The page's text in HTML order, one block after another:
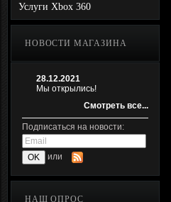
Услуги Xbox 360
НОВОСТИ МАГАЗИНА
28.12.2021
Мы открылись!
Смотреть все...
Подписаться на новости:
или
НАШ ОПРОС